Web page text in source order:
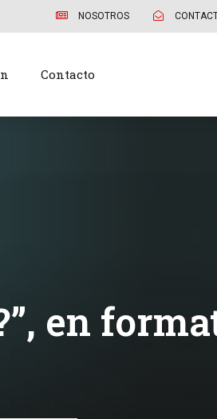
NOSOTROS
Contacto
en